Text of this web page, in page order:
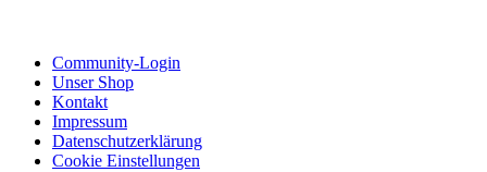
Community-Login
Unser Shop
Kontakt
Impressum
Datenschutzerklärung
Cookie Einstellungen